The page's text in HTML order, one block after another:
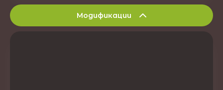
Модификации